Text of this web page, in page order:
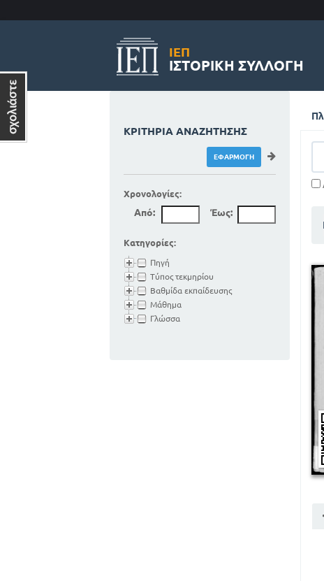
ΙΕΠ
ΙΣΤΟΡΙΚΉ ΣΥΛΛΟΓΉ
ΚΡΙΤΉΡΙΑ ΑΝΑΖΉΤΗΣΗΣ
Χρονολογίες:
Από: Έως:
Κατηγορίες:
Πηγή
Τύπος τεκμηρίου
Βαθμίδα εκπαίδευσης
Μάθημα
Γλώσσα